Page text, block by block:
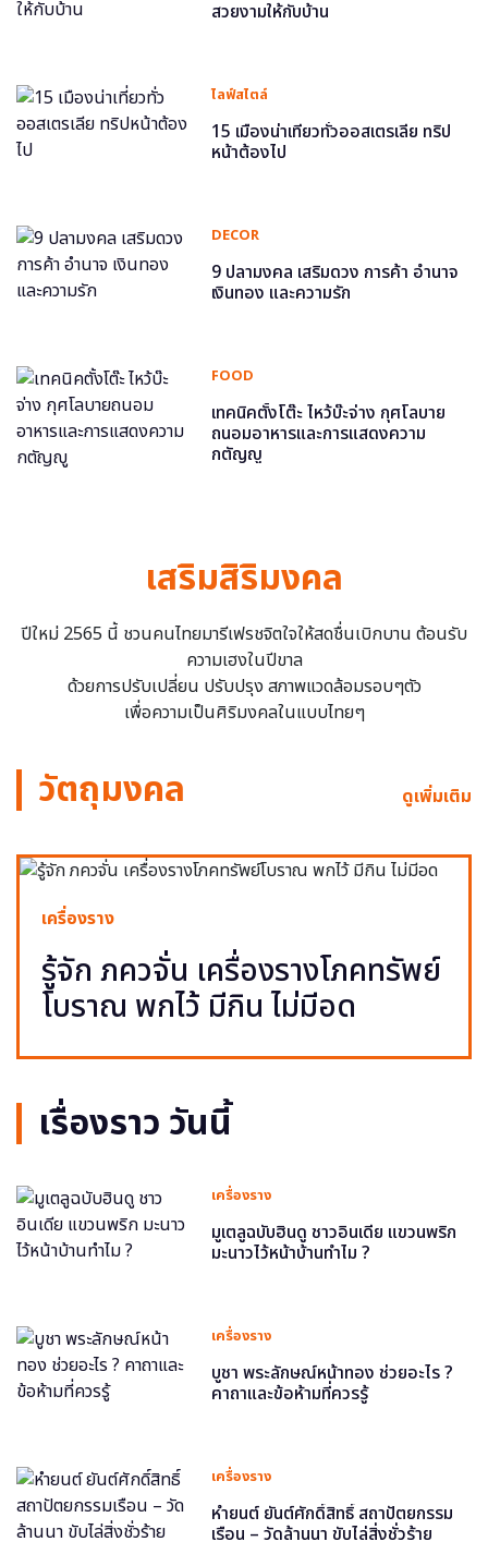
สวยงามให้กับบ้าน
ไลฟ์สไตล์
15 เมืองน่าเที่ยวทั่วออสเตรเลีย ทริป
หน้าต้องไป
DECOR
9 ปลามงคล เสริมดวง การค้า อำนาจ
เงินทอง และความรัก
FOOD
เทคนิคตั้งโต๊ะ ไหว้บ๊ะจ่าง กุศโลบาย
ถนอมอาหารและการแสดงความ
กตัญญู
เสริมสิริมงคล
ปีใหม่ 2565 นี้ ชวนคนไทยมารีเฟรชจิตใจให้สดชื่นเบิกบาน ต้อนรับ
ความเฮงในปีขาล
ด้วยการปรับเปลี่ยน ปรับปรุง สภาพแวดล้อมรอบๆตัว
เพื่อความเป็นศิริมงคลในแบบไทยๆ
วัตถุมงคล ดูเพิ่มเติม
เครื่องราง
รู้จัก ภควจั่น เครื่องรางโภคทรัพย์
โบราณ พกไว้ มีกิน ไม่มีอด
เรื่องราว วันนี้
เครื่องราง
มูเตลูฉบับฮินดู ชาวอินเดีย แขวนพริก
มะนาวไว้หน้าบ้านทำไม ?
เครื่องราง
บูชา พระลักษณ์หน้าทอง ช่วยอะไร ?
คาถาและข้อห้ามที่ควรรู้
เครื่องราง
หำยนต์ ยันต์ศักดิ์สิทธิ์ สถาปัตยกรรม
เรือน – วัดล้านนา ขับไล่สิ่งชั่วร้าย